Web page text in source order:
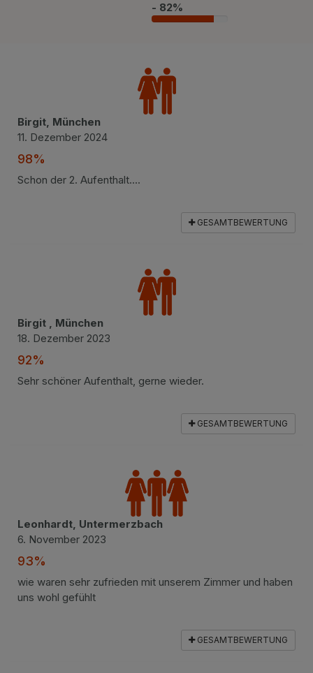
- 82%
82%
Birgit, München
11. Dezember 2024
98%
Schon der 2. Aufenthalt....
GESAMTBEWERTUNG
Birgit , München
18. Dezember 2023
92%
Sehr schöner Aufenthalt, gerne wieder.
GESAMTBEWERTUNG
Leonhardt, Untermerzbach
6. November 2023
93%
wie waren sehr zufrieden mit unserem Zimmer und haben
uns wohl gefühlt
GESAMTBEWERTUNG